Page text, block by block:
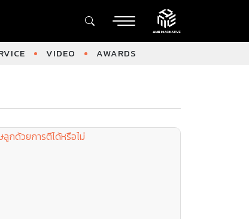
VIDEO AWARDS